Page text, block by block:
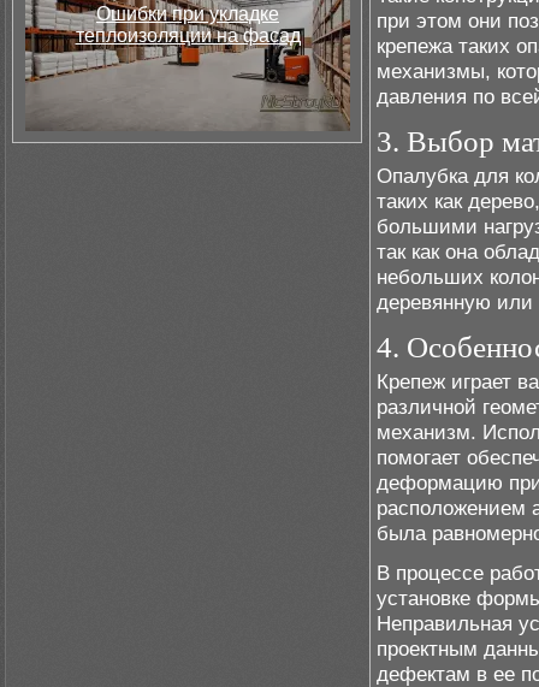
Ошибки при укладке
теплоизоляции на фасад
при этом они
крепежа таких
механизмы,
давления по
3. Выбор
Опалубка для
таких как
большими
так как она
небольших
деревянную или
4.
Крепеж играет
различной
механизм.
помогает
деформацию
расположением
была
В процессе
установке
Неправильная
проектным
дефектам в ее